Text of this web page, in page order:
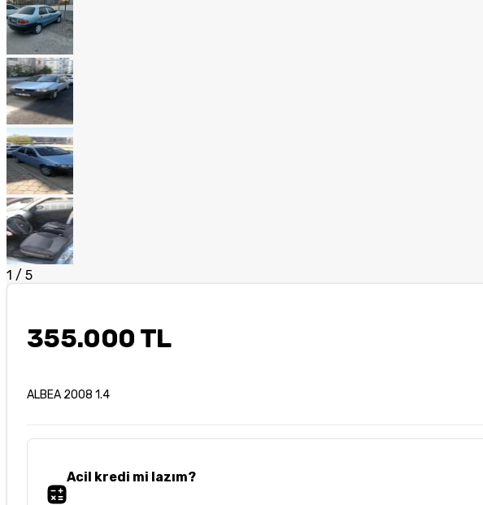
1 / 5
355.000 TL
ALBEA 2008 1.4
Acil kredi mi lazım?